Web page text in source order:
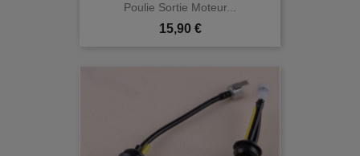
Poulie Sortie Moteur...
Prix
15,90 €